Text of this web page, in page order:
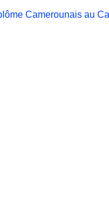
Camerounais au